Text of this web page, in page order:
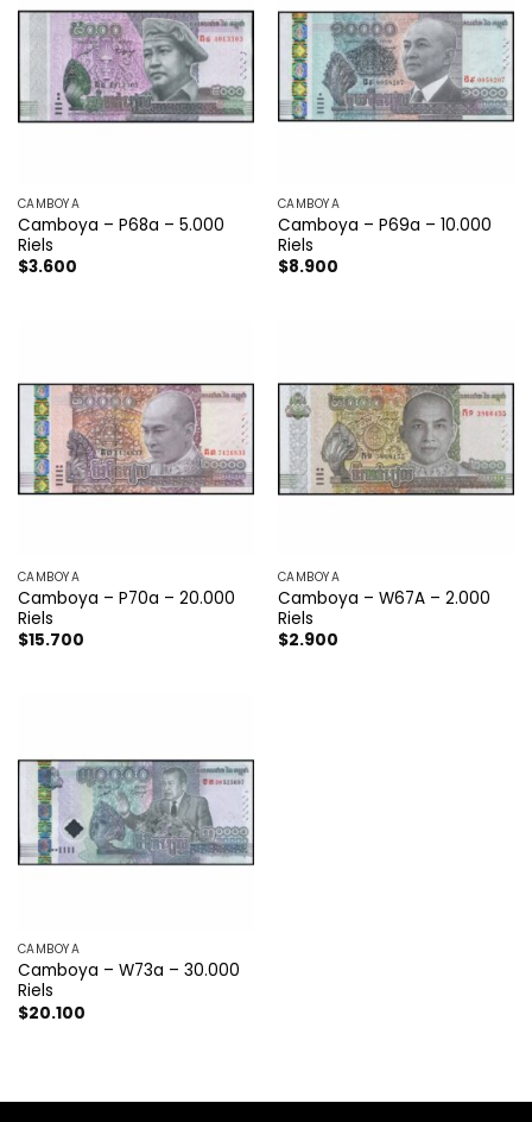
CAMBOYA
Camboya – P68a – 5.000
Riels
$3.600
CAMBOYA
Camboya – P69a – 10.000
Riels
$8.900
CAMBOYA
Camboya – P70a – 20.000
Riels
$15.700
CAMBOYA
Camboya – W67A – 2.000
Riels
$2.900
CAMBOYA
Camboya – W73a – 30.000
Riels
$20.100